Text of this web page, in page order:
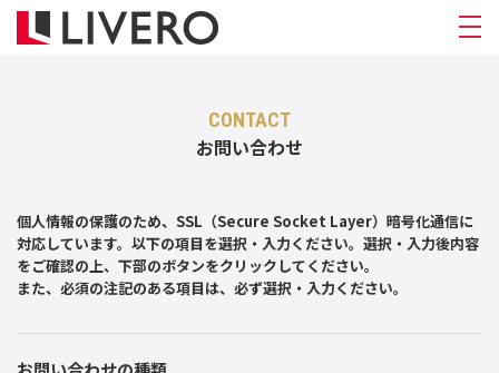
CONTACT
お問い合わせ
個人情報の保護のため、SSL（Secure Socket Layer）暗号化通信に
対応しています。以下の項目を選択・入力ください。選択・入力後内容
をご確認の上、下部のボタンをクリックしてください。
また、必須の注記のある項目は、必ず選択・入力ください。